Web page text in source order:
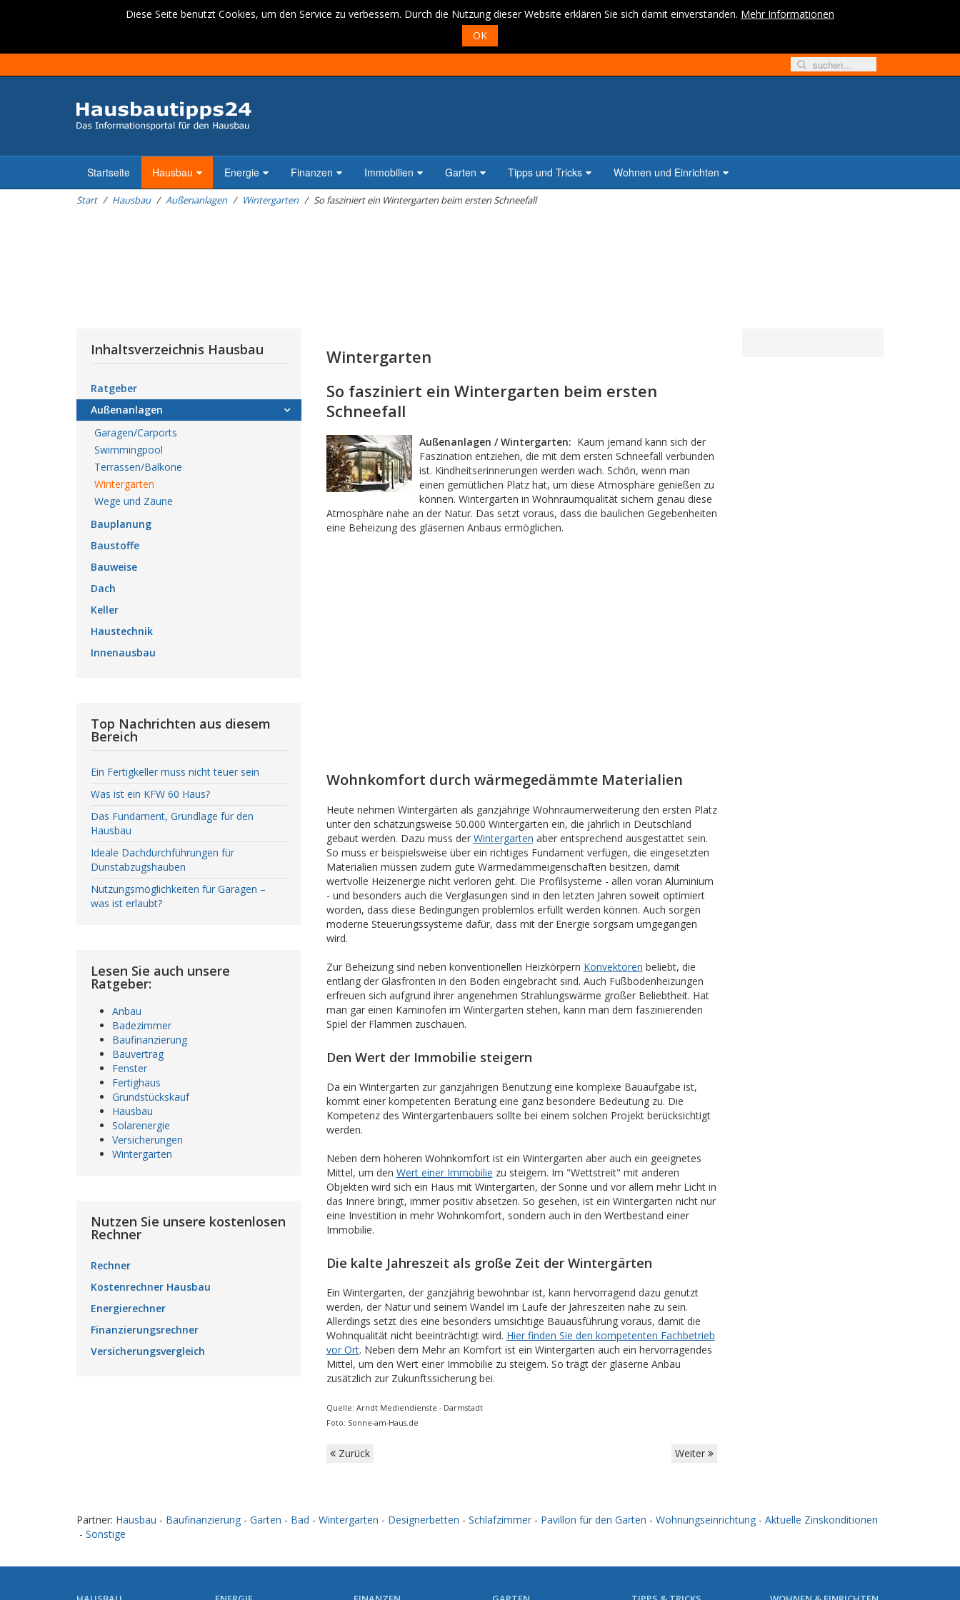
Diese Seite benutzt Cookies, um den Service zu verbessern. Durch die Nutzung dieser Website erklären Sie sich damit einverstanden. Mehr Informationen
OK
Startseite Hausbau Energie Finanzen Immobilien Garten Tipps und Tricks Wohnen und Einrichten
Start Hausbau Außenanlagen Wintergarten So fasziniert ein Wintergarten beim ersten Schneefall
Wintergarten
So fasziniert ein Wintergarten beim ersten
Schneefall
Außenanlagen / Wintergarten: Kaum jemand kann sich der
Faszination entziehen, die mit dem ersten Schneefall verbunden
ist. Kindheitserinnerungen werden wach. Schön, wenn man
einen gemütlichen Platz hat, um diese Atmosphäre genießen zu
können. Wintergärten in Wohnraumqualität sichern genau diese
Atmosphäre nahe an der Natur. Das setzt voraus, dass die baulichen Gegebenheiten
eine Beheizung des gläsernen Anbaus ermöglichen.
Wohnkomfort durch wärmegedämmte Materialien
Heute nehmen Wintergärten als ganzjährige Wohnraumerweiterung den ersten Platz
unter den schätzungsweise 50.000 Wintergärten ein, die jährlich in Deutschland
gebaut werden. Dazu muss der Wintergarten aber entsprechend ausgestattet sein.
So muss er beispielsweise über ein richtiges Fundament verfügen, die eingesetzten
Materialien müssen zudem gute Wärmedämmeigenschaften besitzen, damit
wertvolle Heizenergie nicht verloren geht. Die Profilsysteme - allen voran Aluminium
- und besonders auch die Verglasungen sind in den letzten Jahren soweit optimiert
worden, dass diese Bedingungen problemlos erfüllt werden können. Auch sorgen
moderne Steuerungssysteme dafür, dass mit der Energie sorgsam umgegangen
wird.
Zur Beheizung sind neben konventionellen Heizkörpern Konvektoren beliebt, die
entlang der Glasfronten in den Boden eingebracht sind. Auch Fußbodenheizungen
erfreuen sich aufgrund ihrer angenehmen Strahlungswärme großer Beliebtheit. Hat
man gar einen Kaminofen im Wintergarten stehen, kann man dem faszinierenden
Spiel der Flammen zuschauen.
Den Wert der Immobilie steigern
Da ein Wintergarten zur ganzjährigen Benutzung eine komplexe Bauaufgabe ist,
kommt einer kompetenten Beratung eine ganz besondere Bedeutung zu. Die
Kompetenz des Wintergartenbauers sollte bei einem solchen Projekt berücksichtigt
werden.
Neben dem höheren Wohnkomfort ist ein Wintergarten aber auch ein geeignetes
Mittel, um den Wert einer Immobilie zu steigern. Im "Wettstreit" mit anderen
Objekten wird sich ein Haus mit Wintergarten, der Sonne und vor allem mehr Licht in
das Innere bringt, immer positiv absetzen. So gesehen, ist ein Wintergarten nicht nur
eine Investition in mehr Wohnkomfort, sondern auch in den Wertbestand einer
Immobilie.
Die kalte Jahreszeit als große Zeit der Wintergärten
Ein Wintergarten, der ganzjährig bewohnbar ist, kann hervorragend dazu genutzt
werden, der Natur und seinem Wandel im Laufe der Jahreszeiten nahe zu sein.
Allerdings setzt dies eine besonders umsichtige Bauausführung voraus, damit die
Wohnqualität nicht beeinträchtigt wird. Hier finden Sie den kompetenten Fachbetrieb
vor Ort. Neben dem Mehr an Komfort ist ein Wintergarten auch ein hervorragendes
Mittel, um den Wert einer Immobilie zu steigern. So trägt der gläserne Anbau
zusätzlich zur Zukunftssicherung bei.
Quelle: Arndt Mediendienste - Darmstadt
Foto: Sonne-am-Haus.de
Zurück Weiter
Inhaltsverzeichnis Hausbau
Ratgeber
Außenanlagen
Garagen/Carports
Swimmingpool
Terrassen/Balkone
Wintergarten
Wege und Zäune
Bauplanung
Baustoffe
Bauweise
Dach
Keller
Haustechnik
Innenausbau
Top Nachrichten aus diesem
Bereich
Ein Fertigkeller muss nicht teuer sein
Was ist ein KFW 60 Haus?
Das Fundament, Grundlage für den
Hausbau
Ideale Dachdurchführungen für
Dunstabzugshauben
Nutzungsmöglichkeiten für Garagen –
was ist erlaubt?
Lesen Sie auch unsere
Ratgeber:
Anbau
Badezimmer
Baufinanzierung
Bauvertrag
Fenster
Fertighaus
Grundstückskauf
Hausbau
Solarenergie
Versicherungen
Wintergarten
Nutzen Sie unsere kostenlosen
Rechner
Rechner
Kostenrechner Hausbau
Energierechner
Finanzierungsrechner
Versicherungsvergleich
Partner: Hausbau - Baufinanzierung - Garten - Bad - Wintergarten - Designerbetten - Schlafzimmer - Pavillon für den Garten - Wohnungseinrichtung - Aktuelle Zinskonditionen
- Sonstige